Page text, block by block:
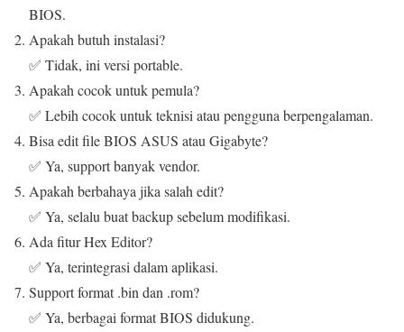
BIOS.
Apakah butuh instalasi?
✅ Tidak, ini versi portable.
Apakah cocok untuk pemula?
✅ Lebih cocok untuk teknisi atau pengguna berpengalaman.
Bisa edit file BIOS ASUS atau Gigabyte?
✅ Ya, support banyak vendor.
Apakah berbahaya jika salah edit?
✅ Ya, selalu buat backup sebelum modifikasi.
Ada fitur Hex Editor?
✅ Ya, terintegrasi dalam aplikasi.
Support format .bin dan .rom?
✅ Ya, berbagai format BIOS didukung.